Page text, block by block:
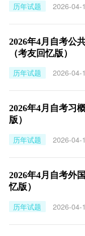
历年试题
2026-04-
2026年4月自考公
（考友回忆版）
历年试题
2026-04-
2026年4月自考习
版）
历年试题
2026-04-
2026年4月自考外
忆版）
历年试题
2026-04-